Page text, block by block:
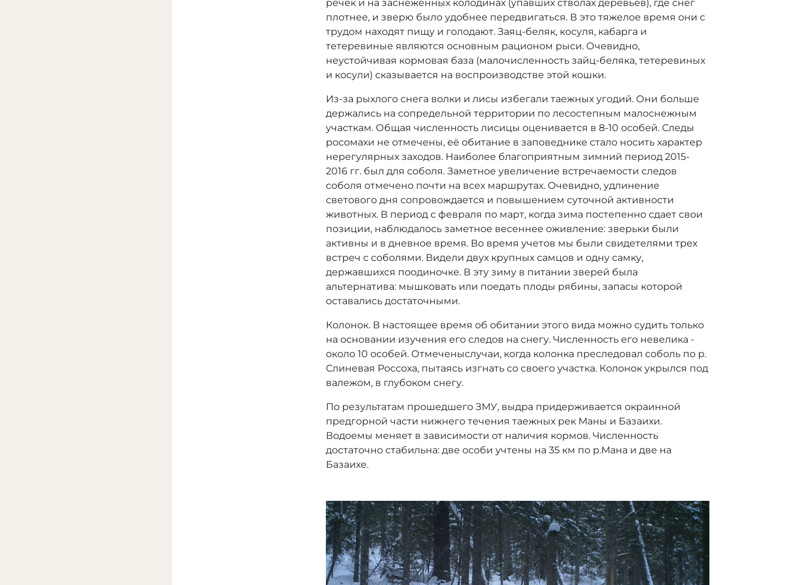
речек и на заснеженных колодинах (упавших стволах деревьев), где снег
плотнее, и зверю было удобнее передвигаться. В это тяжелое время они с
трудом находят пищу и голодают. Заяц-беляк, косуля, кабарга и
тетеревиные являются основным рационом рыси. Очевидно,
неустойчивая кормовая база (малочисленность зайц-беляка, тетеревиных
и косули) сказывается на воспроизводстве этой кошки.
Из-за рыхлого снега волки и лисы избегали таежных угодий. Они больше
держались на сопредельной территории по лесостепным малоснежным
участкам. Общая численность лисицы оценивается в 8-10 особей. Следы
росомахи не отмечены, её обитание в заповеднике стало носить характер
нерегулярных заходов. Наиболее благоприятным зимний период 2015-
2016 гг. был для соболя. Заметное увеличение встречаемости следов
соболя отмечено почти на всех маршрутах. Очевидно, удлинение
светового дня сопровождается и повышением суточной активности
животных. В период с февраля по март, когда зима постепенно сдает свои
позиции, наблюдалось заметное весеннее оживление: зверьки были
активны и в дневное время. Во время учетов мы были свидетелями трех
встреч с соболями. Видели двух крупных самцов и одну самку,
державшихся поодиночке. В эту зиму в питании зверей была
альтернатива: мышковать или поедать плоды рябины, запасы которой
оставались достаточными.
Колонок. В настоящее время об обитании этого вида можно судить только
на основании изучения его следов на снегу. Численность его невелика -
около 10 особей. Отмеченыслучаи, когда колонка преследовал соболь по р.
Слиневая Россоха, пытаясь изгнать со своего участка. Колонок укрылся под
валежом, в глубоком снегу.
По результатам прошедшего ЗМУ, выдра придерживается окраинной
предгорной части нижнего течения таежных рек Маны и Базаихи.
Водоемы меняет в зависимости от наличия кормов. Численность
достаточно стабильна: две особи учтены на35 км по р.Мана и две на
Базаихе.